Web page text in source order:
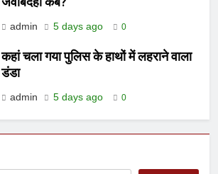
admin 5 days ago 0
कहां चला गया पुलिस के हाथों में लहराने वाला
डंडा
admin 5 days ago 0